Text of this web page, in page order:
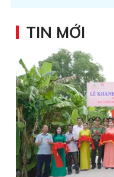
TIN MỚI